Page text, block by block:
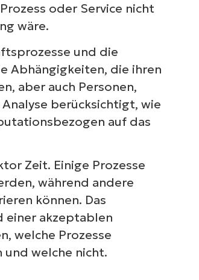
oder Service nicht
wäre.
und die
Abhängigkeiten, die ihren
aber auch Personen,
berücksichtigt, wie
auf das
Zeit. Einige Prozesse
während andere
können. Das
einer akzeptablen
welche Prozesse
welche nicht.